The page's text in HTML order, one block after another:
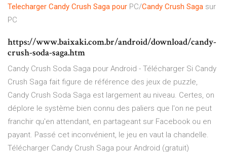
Telecharger Candy Crush Saga pour PC/Candy Crush Saga sur
PC
https://www.baixaki.com.br/android/download/candy-
crush-soda-saga.htm
Candy Crush Soda Saga pour Android - Télécharger Si Candy
Crush Saga fait figure de référence des jeux de puzzle,
Candy Crush Soda Saga est largement au niveau. Certes, on
déplore le système bien connu des paliers que l'on ne peut
franchir qu'en attendant, en partageant sur Facebook ou en
payant. Passé cet inconvénient, le jeu en vaut la chandelle.
Télécharger Candy Crush Saga pour Android (gratuit)